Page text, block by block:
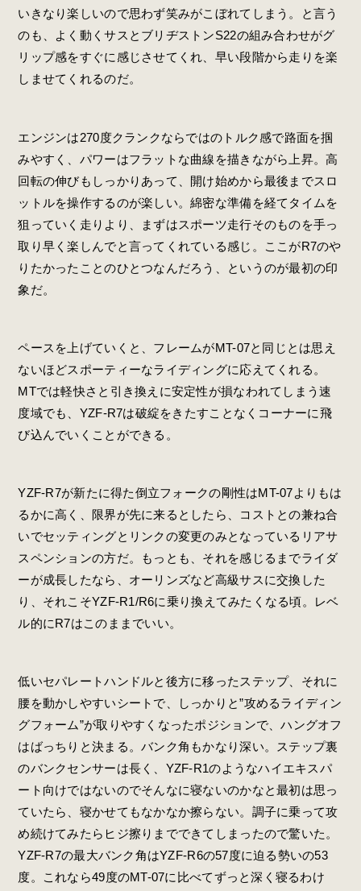
いきなり楽しいので思わず笑みがこぼれてしまう。と言う
のも、よく動くサスとブリヂストンS22の組み合わせがグ
リップ感をすぐに感じさせてくれ、早い段階から走りを楽
しませてくれるのだ。
エンジンは270度クランクならではのトルク感で路面を掴
みやすく、パワーはフラットな曲線を描きながら上昇。高
回転の伸びもしっかりあって、開け始めから最後までスロ
ットルを操作するのが楽しい。綿密な準備を経てタイムを
狙っていく走りより、まずはスポーツ走行そのものを手っ
取り早く楽しんでと言ってくれている感じ。ここがR7のや
りたかったことのひとつなんだろう、というのが最初の印
象だ。
ペースを上げていくと、フレームがMT-07と同じとは思え
ないほどスポーティーなライディングに応えてくれる。
MTでは軽快さと引き換えに安定性が損なわれてしまう速
度域でも、YZF-R7は破綻をきたすことなくコーナーに飛
び込んでいくことができる。
YZF-R7が新たに得た倒立フォークの剛性はMT-07よりもは
るかに高く、限界が先に来るとしたら、コストとの兼ね合
いでセッティングとリンクの変更のみとなっているリアサ
スペンションの方だ。もっとも、それを感じるまでライダ
ーが成長したなら、オーリンズなど高級サスに交換した
り、それこそYZF-R1/R6に乗り換えてみたくなる頃。レベ
ル的にR7はこのままでいい。
低いセパレートハンドルと後方に移ったステップ、それに
腰を動かしやすいシートで、しっかりと”攻めるライディン
グフォーム”が取りやすくなったポジションで、ハングオフ
はばっちりと決まる。バンク角もかなり深い。ステップ裏
のバンクセンサーは長く、YZF-R1のようなハイエキスパ
ート向けではないのでそんなに寝ないのかなと最初は思っ
ていたら、寝かせてもなかなか擦らない。調子に乗って攻
め続けてみたらヒジ擦りまでできてしまったので驚いた。
YZF-R7の最大バンク角はYZF-R6の57度に迫る勢いの53
度。これなら49度のMT-07に比べてずっと深く寝るわけ